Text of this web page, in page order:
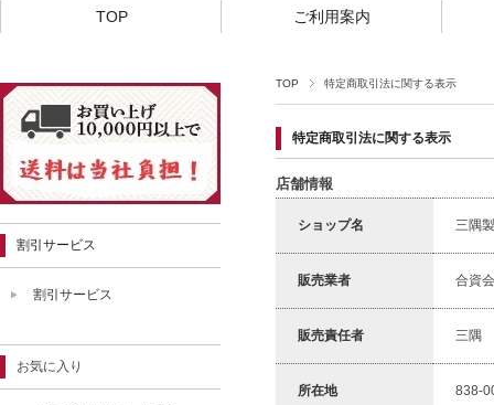
TOP ご利用案内
TOP 特定商取引法に関する表示
特定商取引法に関する表示
店舗情報
ショップ名 三隅
販売業者 合資
販売責任者 三隅
所在地 838-
割引サービス
割引サービス
お気に入り